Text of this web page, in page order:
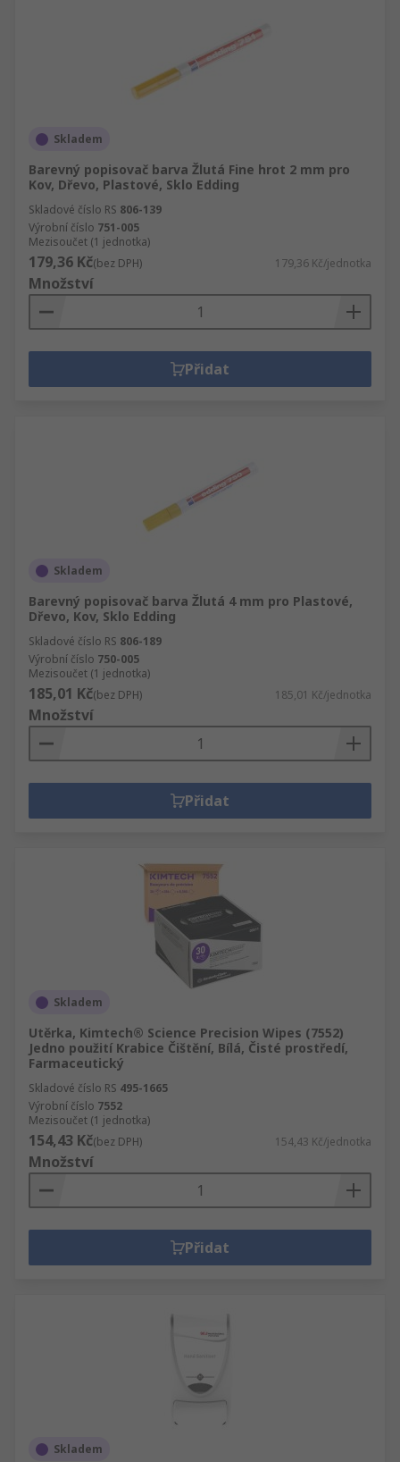
Skladem
Barevný popisovač barva Žlutá Fine hrot 2 mm pro
Kov, Dřevo, Plastové, Sklo Edding
Skladové číslo RS 806-139
Výrobní číslo 751-005
Mezisoučet (1 jednotka)
179,36 Kč(bez DPH) 179,36 Kč/jednotka
Množství
Přidat
Skladem
Barevný popisovač barva Žlutá 4 mm pro Plastové,
Dřevo, Kov, Sklo Edding
Skladové číslo RS 806-189
Výrobní číslo 750-005
Mezisoučet (1 jednotka)
185,01 Kč(bez DPH) 185,01 Kč/jednotka
Množství
Přidat
Skladem
Utěrka, Kimtech® Science Precision Wipes (7552)
Jedno použití Krabice Čištění, Bílá, Čisté prostředí,
Farmaceutický
Skladové číslo RS 495-1665
Výrobní číslo 7552
Mezisoučet (1 jednotka)
154,43 Kč(bez DPH) 154,43 Kč/jednotka
Množství
Přidat
Skladem